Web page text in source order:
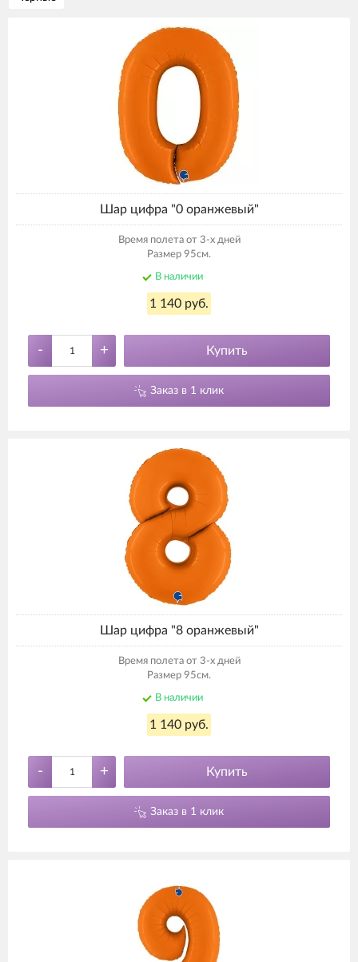
Шар цифра "0 оранжевый"
Время полета от 3-х дней
Размер 95см.
В наличии
1 140 руб.
- + Купить
Заказ в 1 клик
Шар цифра "8 оранжевый"
Время полета от 3-х дней
Размер 95см.
В наличии
1 140 руб.
- + Купить
Заказ в 1 клик